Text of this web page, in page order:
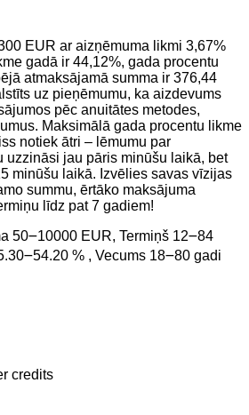
EUR ar aizņēmuma likmi 3,67%
gadā ir 44,12%, gada procentu
atmaksājamā summa ir 376,44
uz pieņēmumu, ka aizdevums
pēc anuitātes metodes,
Maksimālā gada procentu likme
notiek ātri – lēmumu par
uzzināsi jau pāris minūšu laikā, bet
minūšu laikā. Izvēlies savas vīzijas
summu, ērtāko maksājuma
līdz pat 7 gadiem!
50౼10000 EUR, Termiņš 12౼84
% , Vecums 18౼80 gadi
credits